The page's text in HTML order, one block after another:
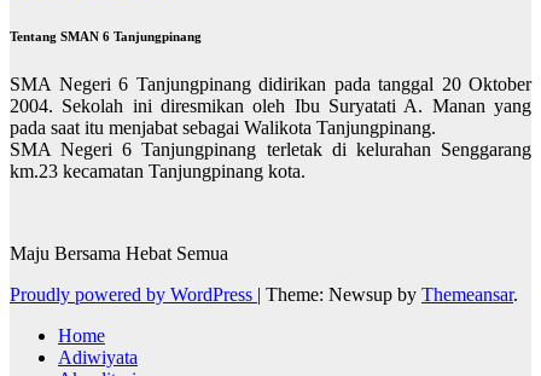
Tentang SMAN 6 Tanjungpinang
SMA Negeri 6 Tanjungpinang didirikan pada tanggal 20 Oktober
2004. Sekolah ini diresmikan oleh Ibu Suryatati A. Manan yang
pada saat itu menjabat sebagai Walikota Tanjungpinang.
SMA Negeri 6 Tanjungpinang terletak di kelurahan Senggarang
km.23 kecamatan Tanjungpinang kota.
Maju Bersama Hebat Semua
Proudly powered by WordPress | Theme: Newsup by Themeansar.
Home
Adiwiyata